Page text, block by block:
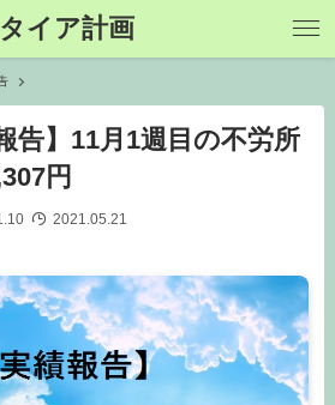
イア計画
告】11月1週目の不労所
円
2021.05.21